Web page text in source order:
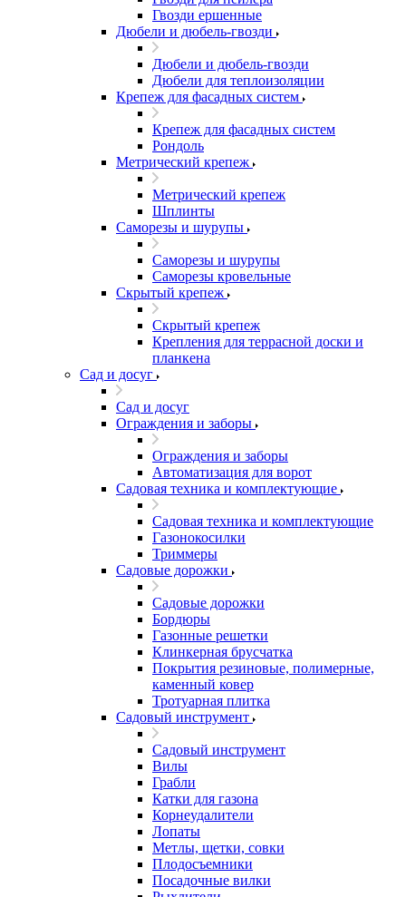
Гвозди ершенные
Дюбели и дюбель-гвозди
Дюбели и дюбель-гвозди
Дюбели для теплоизоляции
Крепеж для фасадных систем
Крепеж для фасадных систем
Рондоль
Метрический крепеж
Метрический крепеж
Шплинты
Саморезы и шурупы
Саморезы и шурупы
Саморезы кровельные
Скрытый крепеж
Скрытый крепеж
Крепления для террасной доски и
планкена
Сад и досуг
Сад и досуг
Ограждения и заборы
Ограждения и заборы
Автоматизация для ворот
Садовая техника и комплектующие
Садовая техника и комплектующие
Газонокосилки
Триммеры
Садовые дорожки
Садовые дорожки
Бордюры
Газонные решетки
Клинкерная брусчатка
Покрытия резиновые, полимерные,
каменный ковер
Тротуарная плитка
Садовый инструмент
Садовый инструмент
Вилы
Грабли
Катки для газона
Корнеудалители
Лопаты
Метлы, щетки, совки
Плодосъемники
Посадочные вилки